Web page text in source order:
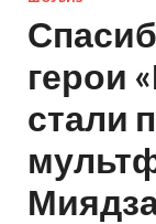
герои
стали